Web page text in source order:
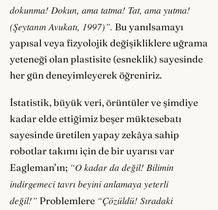
dokunma! Dokun, ama tatma! Tat, ama yutma!
(Şeytanın Avukatı, 1997)”. Bu yanılsamayı
yapısal veya fizyolojik değişikliklere uğrama
yeteneği olan plastisite (esneklik) sayesinde
her gün deneyimleyerek öğreniriz.
İstatistik, büyük veri, örüntüler ve şimdiye
kadar elde ettiğimiz beşer müktesebatı
sayesinde üretilen yapay zekâya sahip
robotlar takımı için de bir uyarısı var
Eagleman’ın; “O kadar da değil! Bilimin
indirgemeci tavrı beyini anlamaya yeterli
değil!” Problemlere “Çözüldü! Sıradaki